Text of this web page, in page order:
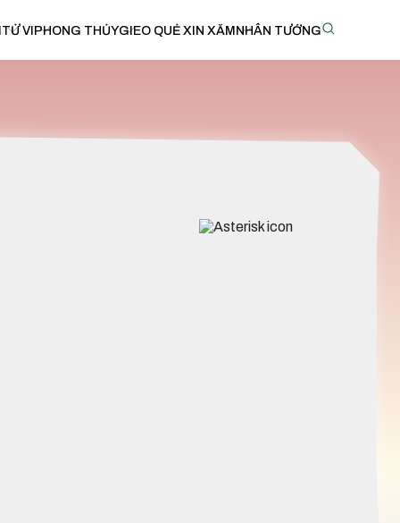
TỬ VI PHONG THỦYGIEO QUẺ XIN XĂM NHÂN TƯỚNG